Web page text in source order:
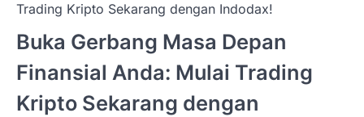
Trading Kripto Sekarang dengan Indodax!
Buka Gerbang Masa Depan
Finansial Anda: Mulai Trading
Kripto Sekarang dengan